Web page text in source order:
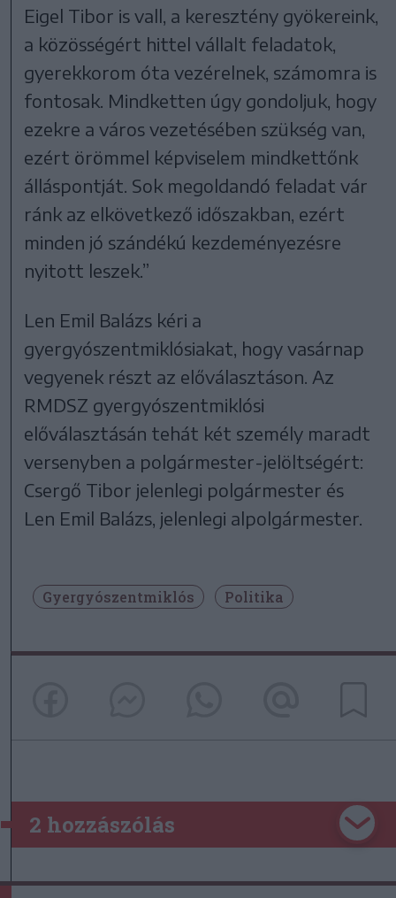
Eigel Tibor is vall, a keresztény gyökereink,
a közösségért hittel vállalt feladatok,
gyerekkorom óta vezérelnek, számomra is
fontosak. Mindketten úgy gondoljuk, hogy
ezekre a város vezetésében szükség van,
ezért örömmel képviselem mindkettőnk
álláspontját. Sok megoldandó feladat vár
ránk az elkövetkező időszakban, ezért
minden jó szándékú kezdeményezésre
nyitott leszek.”
Len Emil Balázs kéri a
gyergyószentmiklósiakat, hogy vasárnap
vegyenek részt az előválasztáson. Az
RMDSZ gyergyószentmiklósi
előválasztásán tehát két személy maradt
versenyben a polgármester-jelöltségért:
Csergő Tibor jelenlegi polgármester és
Len Emil Balázs, jelenlegi alpolgármester.
Gyergyószentmiklós Politika
2 hozzászólás